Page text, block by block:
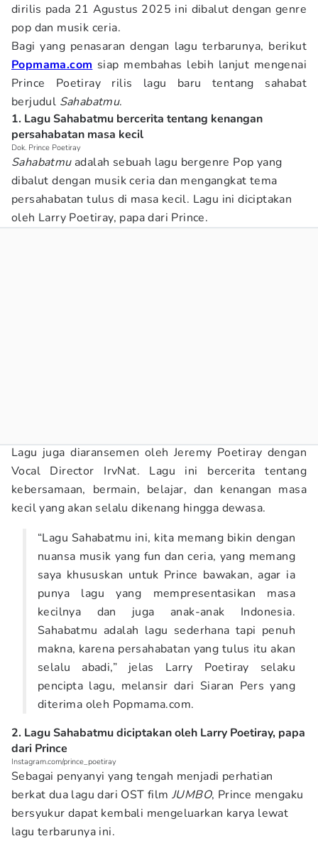
dirilis pada 21 Agustus 2025 ini dibalut dengan genre
pop dan musik ceria.
Bagi yang penasaran dengan lagu terbarunya, berikut
Popmama.com siap membahas lebih lanjut mengenai
Prince Poetiray rilis lagu baru tentang sahabat
berjudul Sahabatmu.
1. Lagu Sahabatmu bercerita tentang kenangan
persahabatan masa kecil
Dok. Prince Poetiray
Sahabatmu adalah sebuah lagu bergenre Pop yang
dibalut dengan musik ceria dan mengangkat tema
persahabatan tulus di masa kecil. Lagu ini diciptakan
oleh Larry Poetiray, papa dari Prince.
Lagu juga diaransemen oleh Jeremy Poetiray dengan
Vocal Director IrvNat. Lagu ini bercerita tentang
kebersamaan, bermain, belajar, dan kenangan masa
kecil yang akan selalu dikenang hingga dewasa.
“Lagu Sahabatmu ini, kita memang bikin dengan
nuansa musik yang fun dan ceria, yang memang
saya khususkan untuk Prince bawakan, agar ia
punya lagu yang mempresentasikan masa
kecilnya dan juga anak-anak Indonesia.
Sahabatmu adalah lagu sederhana tapi penuh
makna, karena persahabatan yang tulus itu akan
selalu abadi,” jelas Larry Poetiray selaku
pencipta lagu, melansir dari Siaran Pers yang
diterima oleh Popmama.com.
2. Lagu Sahabatmu diciptakan oleh Larry Poetiray, papa
dari Prince
Instagram.com/prince_poetiray
Sebagai penyanyi yang tengah menjadi perhatian
berkat dua lagu dari OST film JUMBO, Prince mengaku
bersyukur dapat kembali mengeluarkan karya lewat
lagu terbarunya ini.